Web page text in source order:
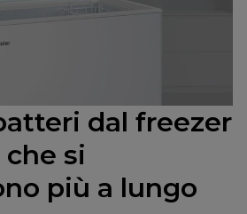
dal freezer
si
più a lungo